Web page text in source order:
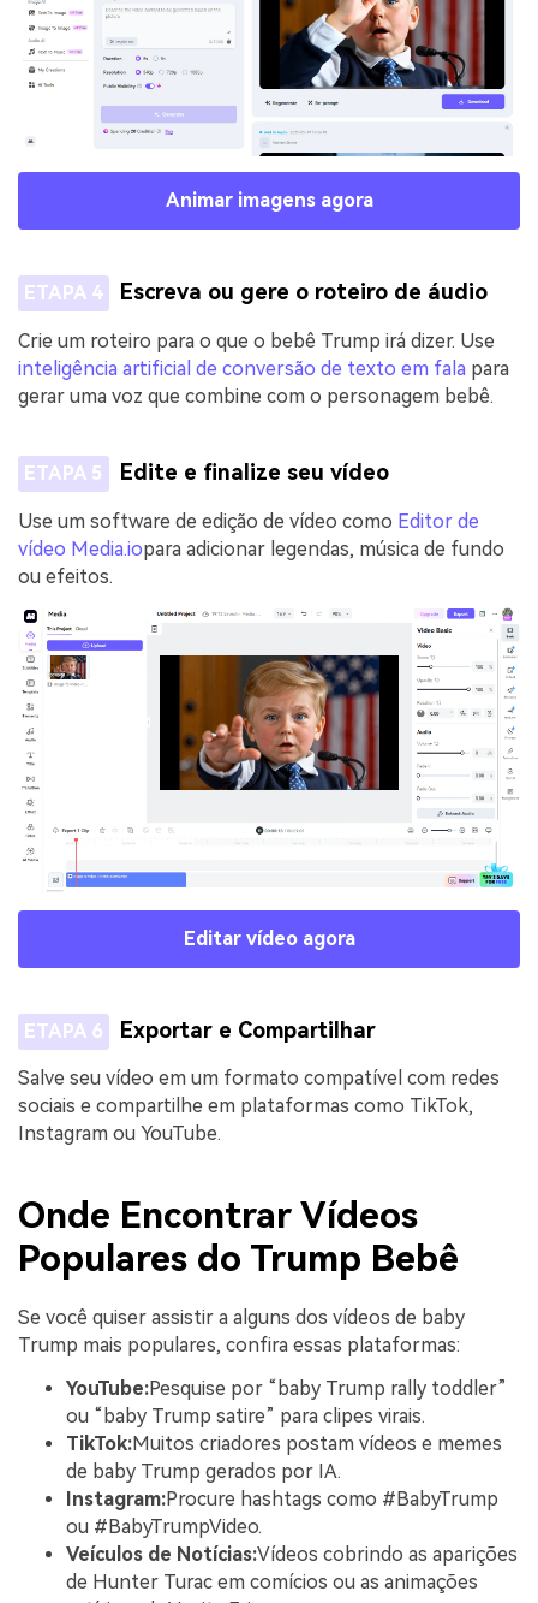
Animar imagens agora
ETAPA 4 Escreva ou gere o roteiro de áudio
Crie um roteiro para o que o bebê Trump irá dizer. Use
inteligência artificial de conversão de texto em fala para
gerar uma voz que combine com o personagem bebê.
ETAPA 5 Edite e finalize seu vídeo
Use um software de edição de vídeo como Editor de
vídeo Media.iopara adicionar legendas, música de fundo
ou efeitos.
Editar vídeo agora
ETAPA 6 Exportar e Compartilhar
Salve seu vídeo em um formato compatível com redes
sociais e compartilhe em plataformas como TikTok,
Instagram ou YouTube.
Onde Encontrar Vídeos
Populares do Trump Bebê
Se você quiser assistir a alguns dos vídeos de baby
Trump mais populares, confira essas plataformas:
YouTube:Pesquise por “baby Trump rally toddler”
ou “baby Trump satire” para clipes virais.
TikTok:Muitos criadores postam vídeos e memes
de baby Trump gerados por IA.
Instagram:Procure hashtags como #BabyTrump
ou #BabyTrumpVideo.
Veículos de Notícias:Vídeos cobrindo as aparições
de Hunter Turac em comícios ou as animações